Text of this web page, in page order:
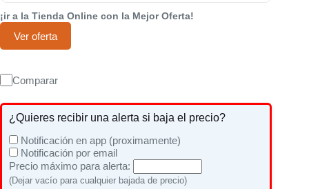
¡ir a la Tienda Online con la Mejor Oferta!
Ver oferta
Comparar
¿Quieres recibir una alerta si baja el precio?
Notificación en app (proximamente)
Notificación por email
Precio máximo para alerta:
(Dejar vacío para cualquier bajada de precio)